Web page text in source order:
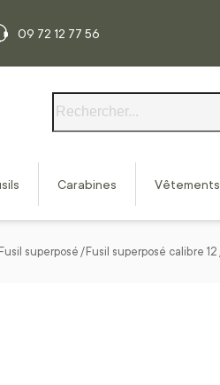
09 72 12 77 56
Carabines Vêtements
Fusil superposé Fusil superposé calibre 12